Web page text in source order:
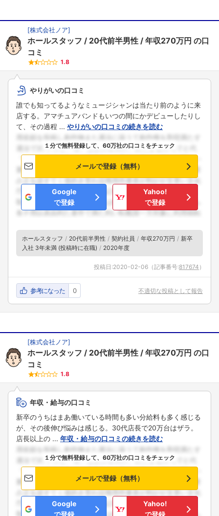
[株式会社ノア]
ホールスタッフ 20代前半男性 年収270万円 の口
コミ
1.8
やりがいの口コミ
誰でも知ってるようなミュージシャンは当たり前のように来
店する。アマチュアバンドもいつの間にかデビューしたりし
て、その過程 ... やりがいの口コミの続きを読む
１分で無料登録して、60万社の口コミをチェック
メールで登録（無料）
Google
で登録
Yahoo!
で登録
ホールスタッフ 20代前半男性 契約社員 年収270万円
新卒
入社 3年未満 (投稿時に在職)
2020年度
投稿日:2020-02-06 （記事番号:817674 ）
参考になった 0 不適切な投稿として報告
[株式会社ノア]
ホールスタッフ 20代前半男性 年収270万円 の口
コミ
1.8
年収・給与の口コミ
新卒のうちはまあ働いている時間も多い分給料も多く感じる
が、その後伸び悩みは感じる。30代店長で20万台はザラ。
店長以上の ... 年収・給与の口コミの続きを読む
１分で無料登録して、60万社の口コミをチェック
メールで登録（無料）
Google
で登録
Yahoo!
で登録